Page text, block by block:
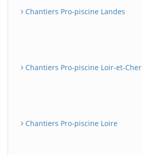
Chantiers Pro-piscine Landes
Chantiers Pro-piscine Loir-et-Cher
Chantiers Pro-piscine Loire